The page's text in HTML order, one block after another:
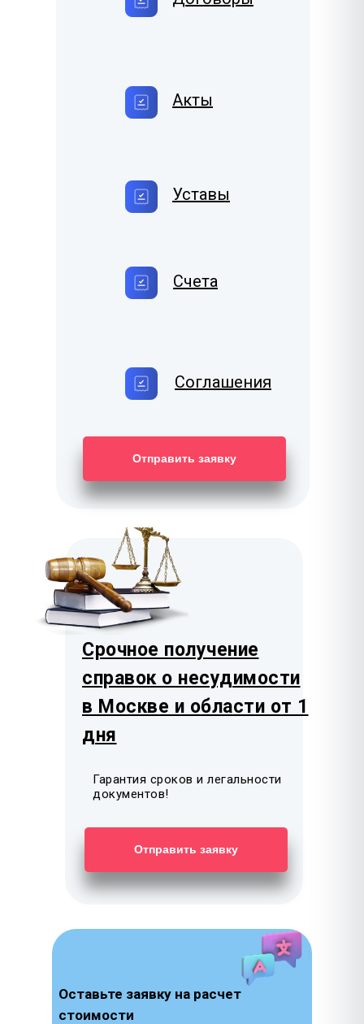
Уставы
Акты
Соглашения
Счета
Отправить заявку
Срочное получение
справок о несудимости
в Москве и области от 1
дня
Гарантия сроков и легальности
документов!
Отправить заявку
Оставьте заявку на расчет
стоимости